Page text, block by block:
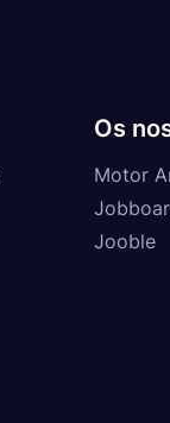
Os
Motor
Jooble